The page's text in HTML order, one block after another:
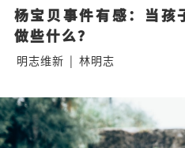
杨宝贝事件有感：当孩
做些什么？
明志维新 | 林明志